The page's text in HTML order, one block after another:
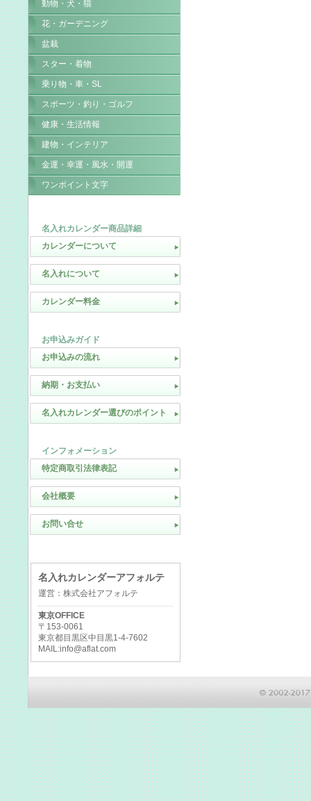
動物・犬・猫
花・ガーデニング
盆栽
スター・着物
乗り物・車・SL
スポーツ・釣り・ゴルフ
健康・生活情報
建物・インテリア
金運・幸運・風水・開運
ワンポイント文字
名入れカレンダー商品詳細
カレンダーについて
名入れについて
カレンダー料金
お申込みガイド
お申込みの流れ
納期・お支払い
名入れカレンダー選びのポイント
インフォメーション
特定商取引法律表記
会社概要
お問い合せ
名入れカレンダーアフォルテ
運営：株式会社アフォルテ
東京OFFICE
〒153-0061
東京都目黒区中目黒1-4-7602
MAIL:info@aflat.com